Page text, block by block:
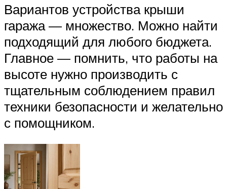
Вариантов устройства крыши
гаража — множество. Можно найти
подходящий для любого бюджета.
Главное — помнить, что работы на
высоте нужно производить с
тщательным соблюдением правил
техники безопасности и желательно
с помощником.